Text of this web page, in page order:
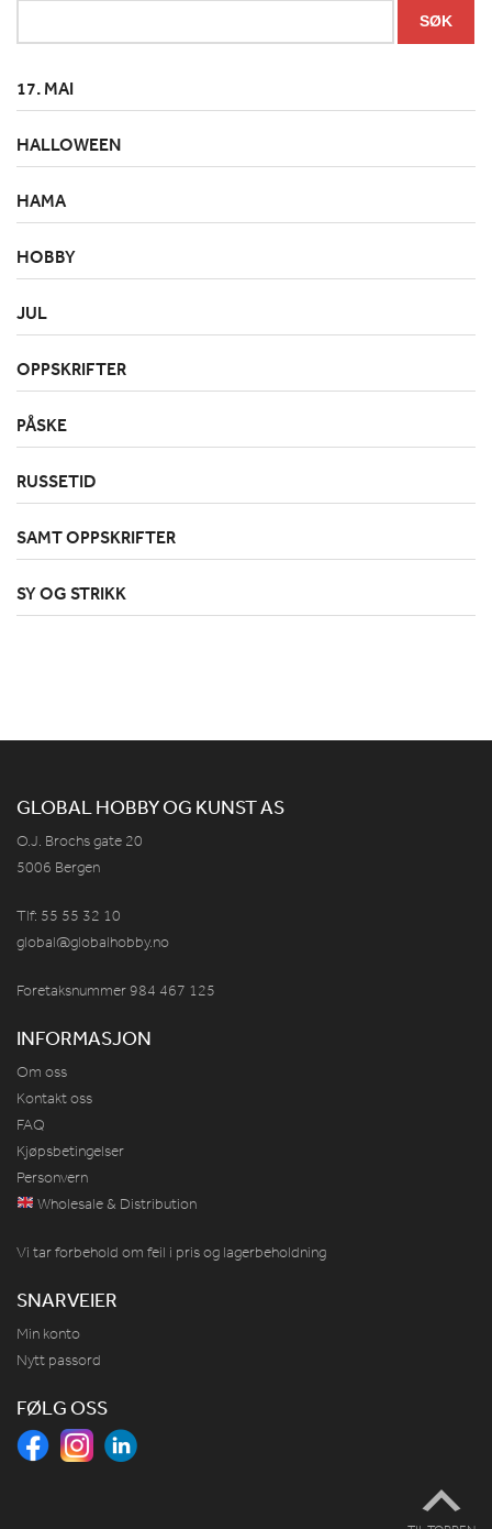
etter
SØK
17. MAI
HALLOWEEN
HAMA
HOBBY
JUL
OPPSKRIFTER
PÅSKE
RUSSETID
SAMT OPPSKRIFTER
SY OG STRIKK
GLOBAL HOBBY OG KUNST AS
O.J. Brochs gate 20
5006 Bergen
Tlf: 55 55 32 10
global@globalhobby.no
Foretaksnummer 984 467 125
INFORMASJON
Om oss
Kontakt oss
FAQ
Kjøpsbetingelser
Personvern
Wholesale & Distribution
Vi tar forbehold om feil i pris og lagerbeholdning
SNARVEIER
Min konto
Nytt passord
FØLG OSS